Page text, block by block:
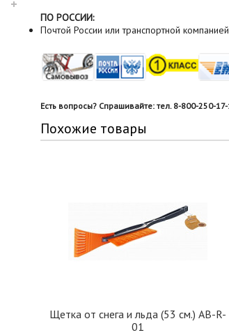
ПО РОССИИ:
Почтой России или транспортной
Есть вопросы? Спрашивайте: тел. 8-800-250-
Похожие товары
Щетка от снега и льда (53 см.) AB-R-
01